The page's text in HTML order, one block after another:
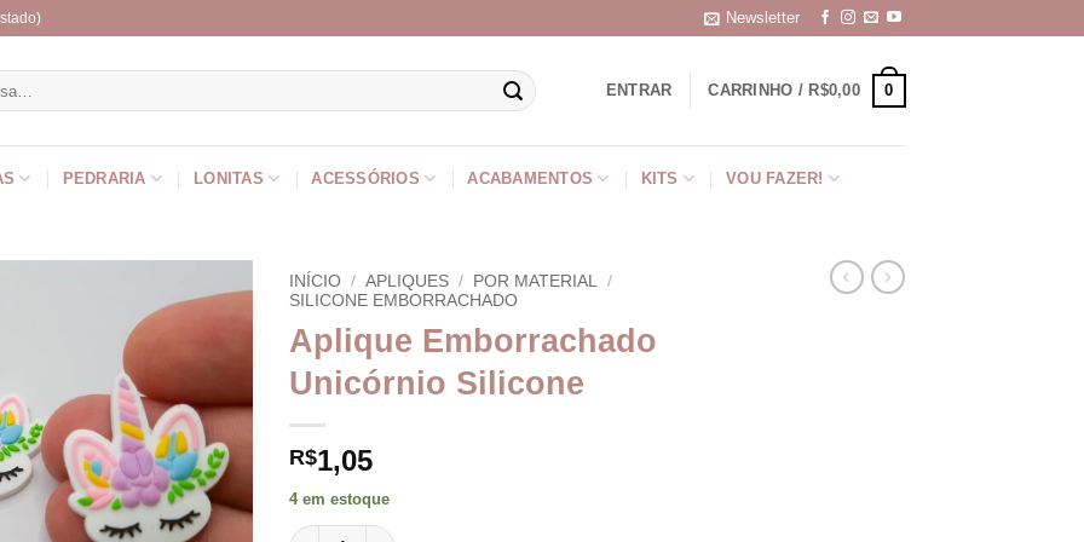
Newsletter
ENTRAR CARRINHO / R$0,00 0
PEDRARIA LONITAS ACESSÓRIOS ACABAMENTOS KITS VOU FAZER!
INÍCIO / APLIQUES / POR MATERIAL /
SILICONE EMBORRACHADO
Aplique Emborrachado
Unicórnio Silicone
R$1,05
4 em estoque
Aplique Emborrachado Unicórnio Silicone quantidade